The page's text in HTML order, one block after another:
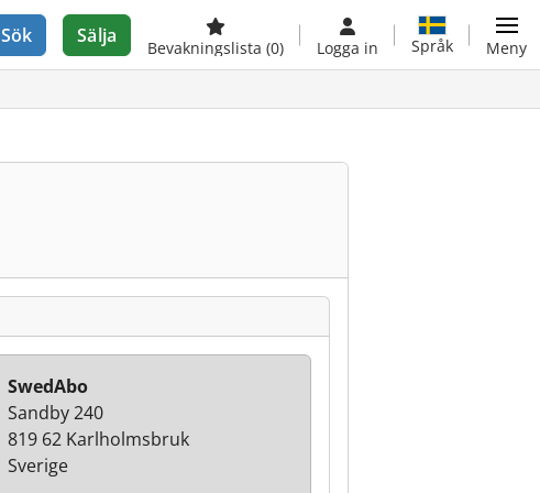
Sök Sälja
Bevakningslista (0) Logga in Språk Meny
SwedAbo
Sandby 240
819 62 Karlholmsbruk
Sverige